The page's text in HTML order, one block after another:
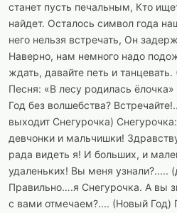
станет пусть печальным, Кто
найдет. Осталось символ года
него нельзя встречать, Он
Наверно, нам немного надо
ждать, давайте петь и
Песня: «В лесу родилась
Год без волшебства?
выходит Снегурочка)
девчонки и мальчишки!
рада видеть я! И больших, и
удаленьких! Вы меня узнали?.....
Правильно….я Снегурочка. А вы
с вами отмечаем?.... (Новый Год)